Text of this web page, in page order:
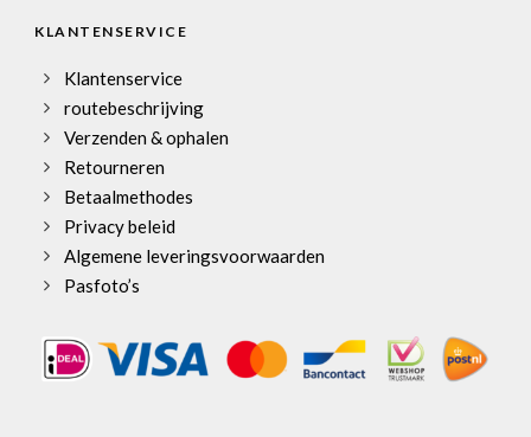
KLANTENSERVICE
Klantenservice
routebeschrijving
Verzenden & ophalen
Retourneren
Betaalmethodes
Privacy beleid
Algemene leveringsvoorwaarden
Pasfoto’s